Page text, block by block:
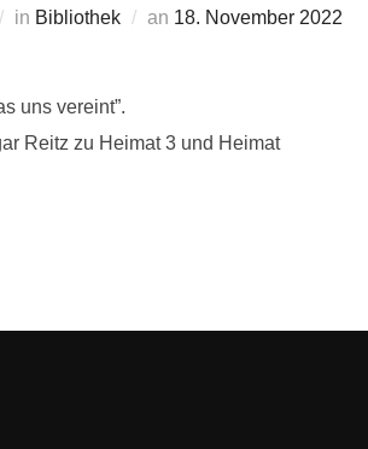
in Bibliothek an Veröffentlicht
18. November 2022
uns vereint”.
Reitz zu Heimat 3 und Heimat